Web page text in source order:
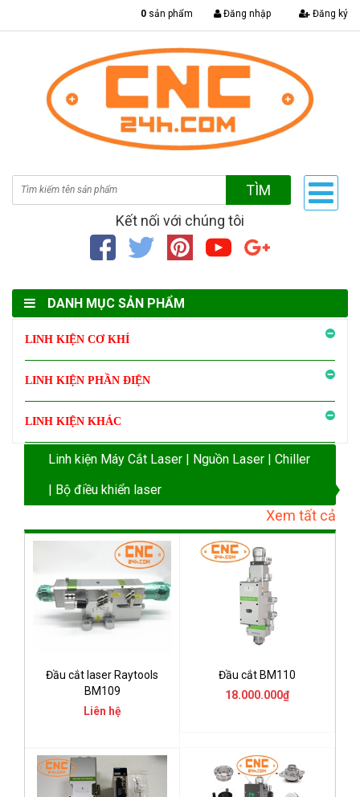
0 sản phẩm Đăng nhập Đăng ký
TÌM
Kết nối với chúng tôi
DANH MỤC SẢN PHẨM
LINH KIỆN CƠ KHÍ
LINH KIỆN PHẦN ĐIỆN
LINH KIỆN KHÁC
Linh kiện Máy Cắt Laser | Nguồn Laser | Chiller
| Bộ điều khiển laser
Xem tất cả
Đầu cắt laser Raytools
BM109
Liên hệ
Đầu cắt BM110
18.000.000₫